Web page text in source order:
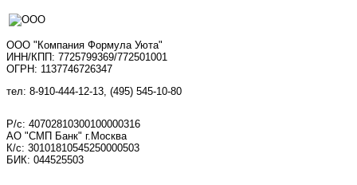
ООО "Компания Формула Уюта"
ИНН/КПП: 7725799369/772501001
ОГРН: 1137746726347
тел: 8-910-444-12-13, (495) 545-10-80
Р/с: 40702810300100000316
АО "СМП Банк" г.Москва
К/с: 30101810545250000503
БИК: 044525503